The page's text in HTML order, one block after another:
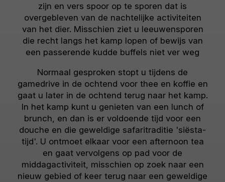
zijn en vers spoor op te sporen dat is
overgebleven van de nachtelijke activiteiten
van het dier. Misschien ziet u leeuwensporen
die recht langs het kamp lopen of bewijs van
een passerende kudde buffels niet ver weg
Normaal gesproken stopt u tijdens de
gamedrive in de ochtend voor thee en koffie en
gaat u later in de ochtend terug naar het kamp.
In het kamp kunt u genieten van een lunch of
brunch, en dan is er voldoende tijd voor een
douche en die geweldige safaritraditie 'siësta-
tijd'. U ontmoet elkaar voor een afternoon tea
en gaat vervolgens op pad voor de
middagactiviteit, misschien op zoek naar een
nieuw gebied of keer terug naar een geweldige